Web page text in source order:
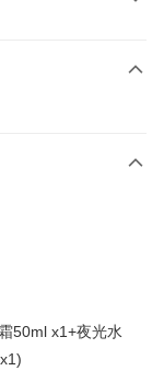
50ml x1+夜光水